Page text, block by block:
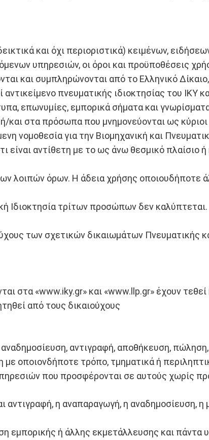
και όχι περιοριστικά) κειμένων,
υπηρεσιών, οι όροι και προϋποθέσεις
και συμπληρώνονται από το Ελληνικό
πνευματικής ιδιοκτησίας του ΙΚΥ
επωνυμίες, εμπορικά σήματα και
και στα πρόσωπα που μνημονεύονται ως
νομοθεσία για την Βιομηχανική και
αντίθετη με το ως άνω θεσμικό πλαίσιο ή
λοιπών όρων. Η άδεια χρήσης οποιουδήποτε
Ιδιοκτησία τρίτων προσώπων δεν
των σχετικών δικαιωμάτων Πνευματικής
στα «www.iky.gr» και «www.llp.gr» έχουν τεθεί
από τους δικαιούχους
αντιγραφή, αποθήκευση,
οποιονδήποτε τρόπο, τμηματικά ή
που προσφέρονται σε αυτούς χωρίς
αντιγραφή, η αναπαραγωγή, η αναδημοσίευση,
εμπορικής ή άλλης εκμετάλλευσης και πάντα